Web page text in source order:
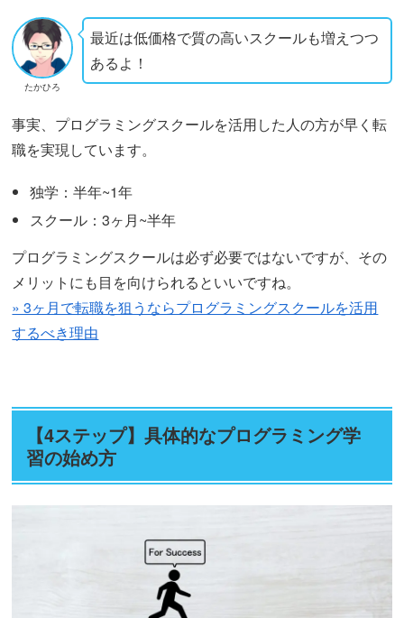
たかひろ
最近は低価格で質の高いスクールも増えつつ
あるよ！
事実、プログラミングスクールを活用した人の方が早く転
職を実現しています。
独学：半年~1年
スクール：3ヶ月~半年
プログラミングスクールは必ず必要ではないですが、その
メリットにも目を向けられるといいですね。
» 3ヶ月で転職を狙うならプログラミングスクールを活用
するべき理由
【4ステップ】具体的なプログラミング学
習の始め方